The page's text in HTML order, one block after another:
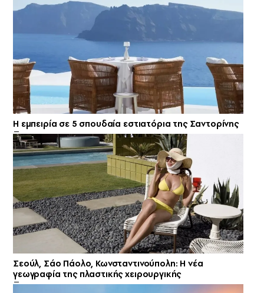
Η εμπειρία σε 5 σπουδαία εστιατόρια της Σαντορίνης
Σεούλ, Σάο Πάολο, Κωνσταντινούπολη: Η νέα
γεωγραφία της πλαστικής χειρουργικής